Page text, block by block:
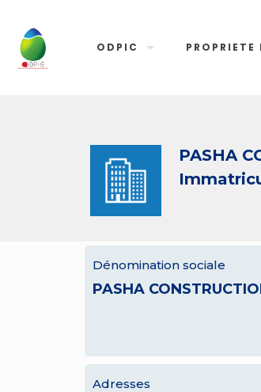
ODPIC PROPRIETE
PASHA
Dénomination sociale
PASHA
Adresses